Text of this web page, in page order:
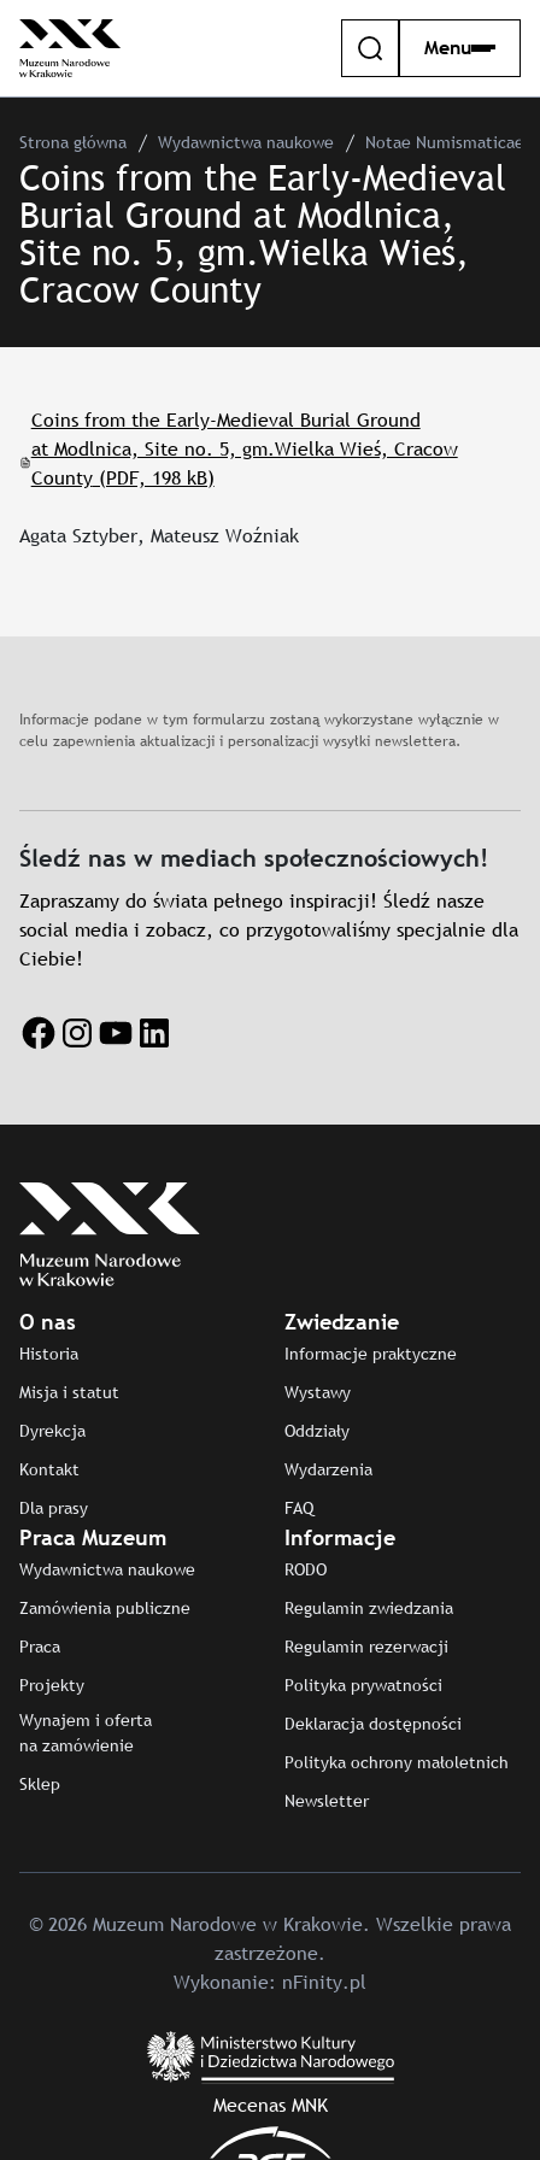
Menu
Strona główna Wydawnictwa naukowe Notae Numismaticae
Coins from the Early-Medieval
Burial Ground at Modlnica,
Site no. 5, gm.Wielka Wieś,
Cracow County
Coins from the Early-Medieval Burial Ground
at Modlnica, Site no. 5, gm.Wielka Wieś, Cracow
County(PDF, 198 kB)
Agata Sztyber, Mateusz Woźniak
Informacje podane w tym formularzu zostaną wykorzystane wyłącznie w
celu zapewnienia aktualizacji i personalizacji wysyłki newslettera.
Śledź nas w mediach społecznościowych!
Zapraszamy do świata pełnego inspiracji! Śledź nasze
social media i zobacz, co przygotowaliśmy specjalnie dla
Ciebie!
Facebook
Instagram
YouTube
LinkedIn
O nas
Historia
Misja i statut
Dyrekcja
Kontakt
Dla prasy
Zwiedzanie
Informacje praktyczne
Wystawy
Oddziały
Wydarzenia
FAQ
Praca Muzeum
Wydawnictwa naukowe
Zamówienia publiczne
Praca
Projekty
Wynajem i oferta
na zamówienie
Sklep
Informacje
RODO
Regulamin zwiedzania
Regulamin rezerwacji
Polityka prywatności
Deklaracja dostępności
Polityka ochrony małoletnich
Newsletter
© 2026 Muzeum Narodowe w Krakowie. Wszelkie prawa
zastrzeżone.
Wykonanie: nFinity.pl
Mecenas MNK